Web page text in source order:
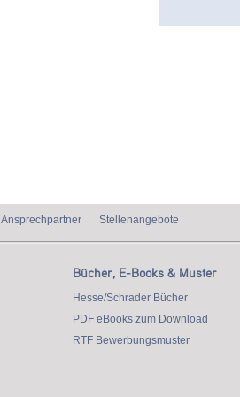
Ansprechpartner Stellenangebote
Bücher, E-Books & Muster
Hesse/Schrader Bücher
PDF eBooks zum Download
RTF Bewerbungsmuster